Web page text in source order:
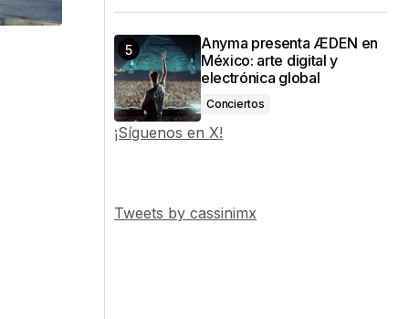
Anyma presenta ÆDEN en
México: arte digital y
electrónica global
Conciertos
¡Síguenos en X!
Tweets by cassinimx